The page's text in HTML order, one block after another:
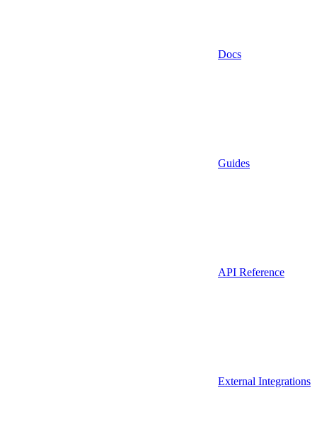
Docs
Guides
API Reference
External Integrations